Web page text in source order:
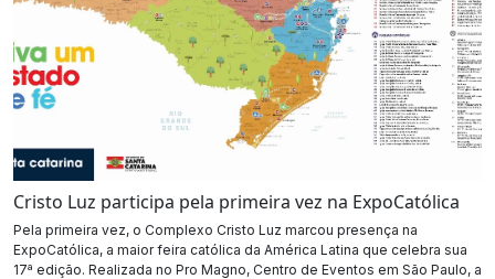
Cristo Luz participa pela primeira vez na ExpoCatólica
Pela primeira vez, o Complexo Cristo Luz marcou presença na
ExpoCatólica, a maior feira católica da América Latina que celebra sua
17ª edição. Realizada no Pro Magno, Centro de Eventos em São Paulo, a